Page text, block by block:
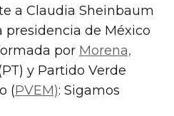
a Claudia Sheinbaum
de México
por Morena,
y Partido Verde
(PVEM): Sigamos